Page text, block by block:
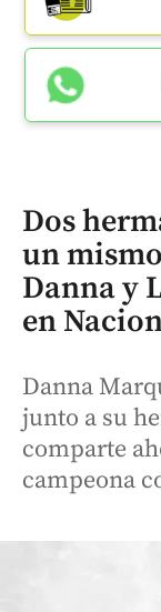
Dos
un
Danna y
en
Danna
junto a su
comparte
campeona